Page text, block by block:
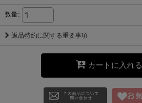
数量:
返品特約に関する重要事項
カートに入れる